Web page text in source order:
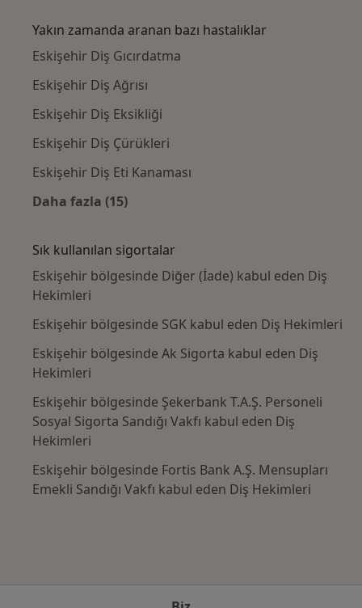
Yakın zamanda aranan bazı hastalıklar
Eskişehir Diş Gıcırdatma
Eskişehir Diş Ağrısı
Eskişehir Diş Eksikliği
Eskişehir Diş Çürükleri
Eskişehir Diş Eti Kanaması
Daha fazla (15)
Sık kullanılan sigortalar
Eskişehir bölgesinde Diğer (İade) kabul eden Diş
Hekimleri
Eskişehir bölgesinde SGK kabul eden Diş Hekimleri
Eskişehir bölgesinde Ak Sigorta kabul eden Diş
Hekimleri
Eskişehir bölgesinde Şekerbank T.A.Ş. Personeli
Sosyal Sigorta Sandığı Vakfı kabul eden Diş
Hekimleri
Eskişehir bölgesinde Fortis Bank A.Ş. Mensupları
Emekli Sandığı Vakfı kabul eden Diş Hekimleri